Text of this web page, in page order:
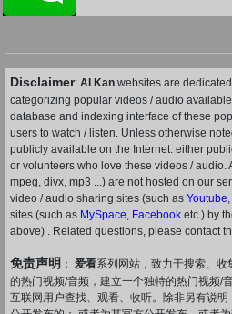
Disclaimer: AI Kan websites are
categorizing popular videos / audio
database and indexing interface of these
users to watch / listen. Unless otherwise
publicly available on the Internet: either
or volunteers who love these videos / audio.
mpeg, divx, mp3 ...) are not hosted on our
video / audio sharing sites (such as Youtube
sites (such as MySpace Facebook etc.) by
above) . Related questions, please contact
免责声明 ： 爱看系列网站，致力于搜索、
的热门视频/音频，建立一个独特的热门视频/
互联网用户查找、观看、收听。除非另有说